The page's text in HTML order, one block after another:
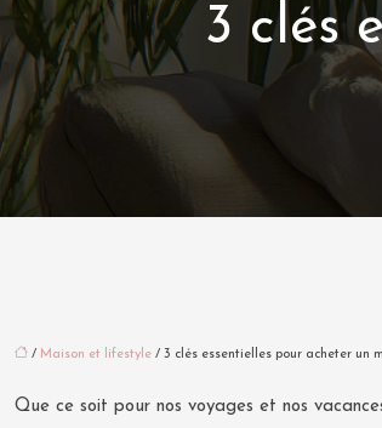
3 clés
/ Maison et lifestyle / 3 clés essentielles pour acheter un
Que ce soit pour nos voyages et nos